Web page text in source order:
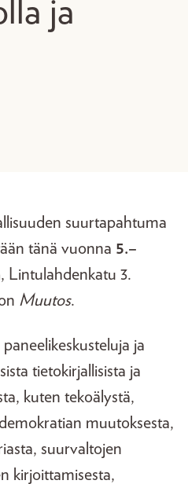
ja
suurtapahtuma
tänä vuonna 5.–
, Lintulahdenkatu 3.
Muutos.
ja
tietokirjallisista ja
kuten tekoälystä,
muutoksesta,
suurvaltojen
kirjoittamisesta,